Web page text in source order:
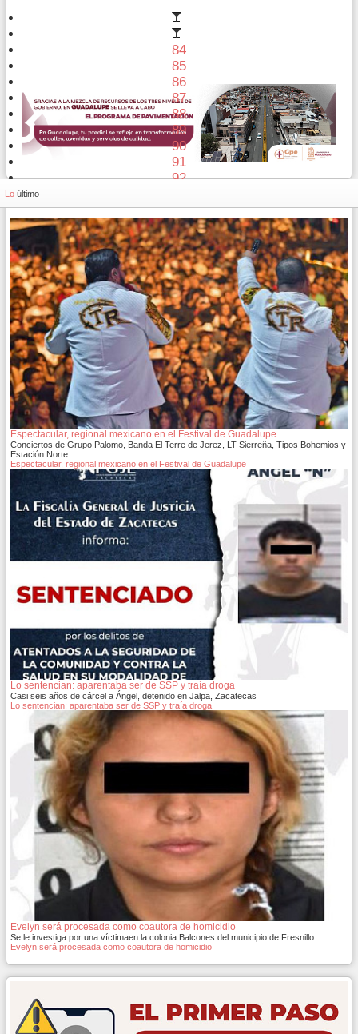
84
85
86
87
88
89
90
91
92
Lo último
Espectacular, regional mexicano en el Festival de Guadalupe
Conciertos de Grupo Palomo, Banda El Terre de Jerez, LT Sierreña, Tipos Bohemios y
Estación Norte
Espectacular, regional mexicano en el Festival de Guadalupe
Lo sentencian: aparentaba ser de SSP y traía droga
Casi seis años de cárcel a Ángel, detenido en Jalpa, Zacatecas
Lo sentencian: aparentaba ser de SSP y traía droga
Evelyn será procesada como coautora de homicidio
Se le investiga por una víctimaen la colonia Balcones del municipio de Fresnillo
Evelyn será procesada como coautora de homicidio